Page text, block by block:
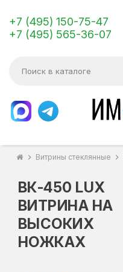
+7 (495) 150-75-47
+7 (495) 565-36-07
chevron_right Витрины стеклянные chevron_right
ВК-450 LUX
ВИТРИНА НА
ВЫСОКИХ
НОЖКАХ